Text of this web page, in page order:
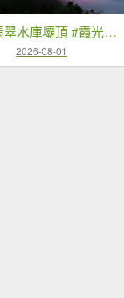
#翡翠水庫壩頂 #霞光 #火燒雲 #日出 #雲海 #山羌 8/1&5&6
2026-08-01